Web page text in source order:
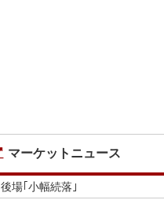
マーケットニュース
後場｢小幅続落｣